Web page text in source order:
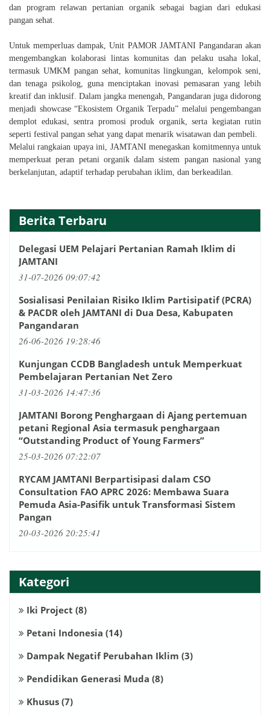
dan program relawan pertanian organik sebagai bagian dari edukasi
pangan sehat.
Untuk memperluas dampak, Unit PAMOR JAMTANI Pangandaran akan
mengembangkankolaborasi lintas komunitas dan pelaku usaha lokal
termasuk UMKM pangan sehat, komunitas lingkungan, kelompok seni,
dan tenaga psikolog, guna menciptakan inovasi pemasaran yang lebih
kreatif dan inklusif. Dalam jangka menengah, Pangandaran juga didorong
menjadi showcase “Ekosistem Organik Terpadu” melalui pengembangan
demplot edukasi, sentra promosi produk organik, serta kegiatan rutin
seperti festival pangan sehat yang dapat menarik wisatawan dan pembeli.
Melalui rangkaian upaya ini, JAMTANI menegaskan komitmennya untuk
memperkuat peran petani organik dalam sistem pangan nasional yang
berkelanjutan, adaptif terhadap perubahan iklim, dan berkeadilan.
Berita Terbaru
Delegasi UEM Pelajari Pertanian Ramah Iklim di
JAMTANI
31-07-2026 09:07:42
Sosialisasi Penilaian Risiko Iklim Partisipatif (PCRA)
& PACDR oleh JAMTANI di Dua Desa, Kabupaten
Pangandaran
26-06-2026 19:28:46
Kunjungan CCDB Bangladesh untuk Memperkuat
Pembelajaran Pertanian Net Zero
31-03-2026 14:47:36
JAMTANI Borong Penghargaan di Ajang pertemuan
petani Regional Asia termasuk penghargaan
“Outstanding Product of Young Farmers”
25-03-2026 07:22:07
RYCAM JAMTANI Berpartisipasi dalam CSO
Consultation FAO APRC 2026: Membawa Suara
Pemuda Asia-Pasifik untuk Transformasi Sistem
Pangan
20-03-2026 20:25:41
Kategori
Iki Project (8)
Petani Indonesia (14)
Dampak Negatif Perubahan Iklim (3)
Pendidikan Generasi Muda (8)
Khusus (7)